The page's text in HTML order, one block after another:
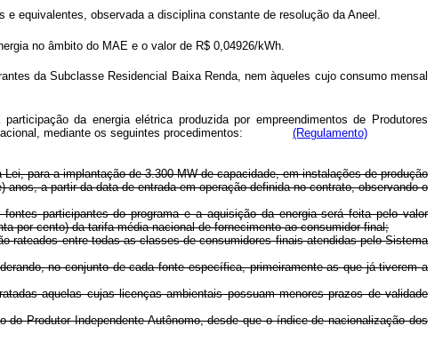
equivalentes, observada a disciplina constante de resolução da Aneel.
no âmbito do MAE e o valor de R$ 0,04926/kWh.
da Subclasse Residencial Baixa Renda, nem àqueles cujo consumo mensal
da energia elétrica produzida por empreendimentos de Produtores
Nacional, mediante os seguintes procedimentos: (Regulamento)
para a implantação de 3.300 MW de capacidade, em instalações de produção
a partir da data de entrada em operação definida no contrato, observando o
participantes do programa e a aquisição da energia será feita pelo valor
por cento) da tarifa média nacional de fornecimento ao consumidor final;
rateados entre todas as classes de consumidores finais atendidas pelo Sistema
no conjunto de cada fonte específica, primeiramente as que já tiverem a
aquelas cujas licenças ambientais possuam menores prazos de validade
Produtor Independente Autônomo, desde que o índice de nacionalização dos